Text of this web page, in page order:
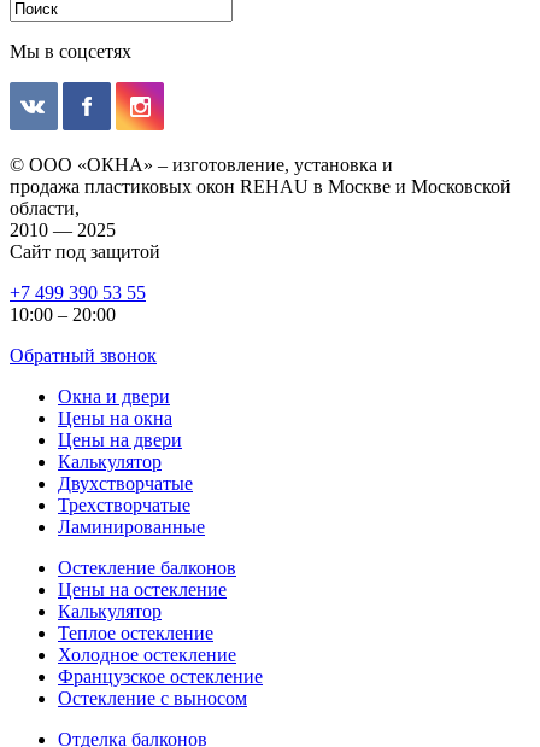
Мы в соцсетях
© ООО «ОКНА» – изготовление, установка и
продажа пластиковых окон REHAU в Москве и Московской
области,
2010 — 2025
Сайт под защитой
+7 499 390 53 55
10:00 – 20:00
Обратный звонок
Окна и двери
Цены на окна
Цены на двери
Калькулятор
Двухстворчатые
Трехстворчатые
Ламинированные
Остекление балконов
Цены на остекление
Калькулятор
Теплое остекление
Холодное остекление
Французское остекление
Остекление с выносом
Отделка балконов